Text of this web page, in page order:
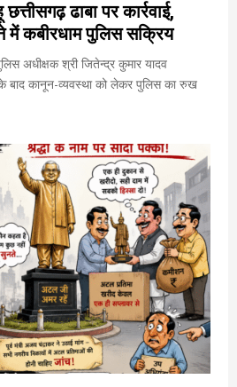
ढाबा पर कार्रवाई,
में कबीरधाम पुलिस सक्रिय
अधीक्षक श्री जितेन्द्र कुमार यादव
बाद कानून-व्यवस्था को लेकर पुलिस का रुख